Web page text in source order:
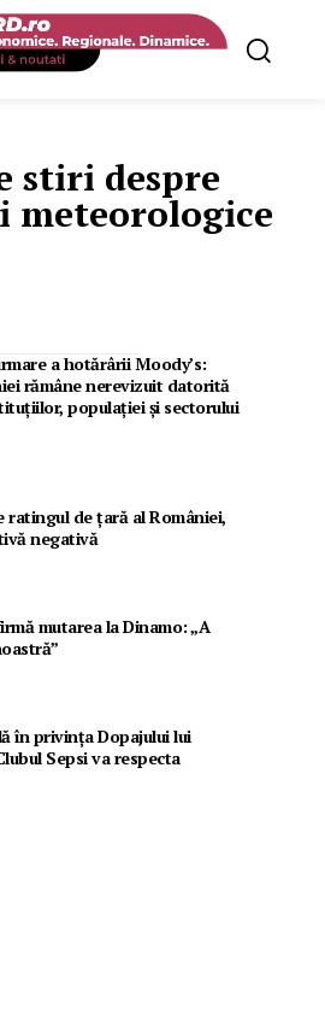
stiri despre
meteorologice
a hotărârii Moody’s:
rămâne nerevizuit datorită
populației și sectorului
ratingul de țară al României,
negativă
mutarea la Dinamo: „A
în privința Dopajului lui
Sepsi va respecta